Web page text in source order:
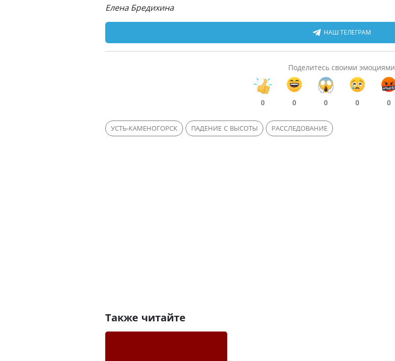
Елена Бредихина
НАШ ТЕЛЕГРАМ
Поделитесь своими эмоциями
0 0 0 0 0
УСТЬ-КАМЕНОГОРСК ПАДЕНИЕ С ВЫСОТЫ РАССЛЕДОВАНИЕ
Также читайте